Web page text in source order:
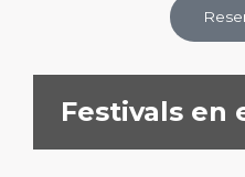
Festivals en